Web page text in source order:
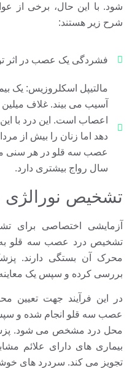
شود. با این حال، برخی از
شرح زیر هستند:
فشردگی یک عصب در اثر
مالتیپل اسکلروزیس: یک
آسیب می بیند. غلاف
اعصاب است. این درد با
دهد اما زنان را بیش از
سال رواج بیشتری دارد.
تشخیص
آزمایشی اختصاصی برای
تشخیص درد عصب سه قلو به
محرک آن بستگی دارند.
بررسی کرده و سپس یک
در این فرآیند جهت تعیین
عصب سه قلو انجام شده و
محل درد مشخص می شود. پزشک
بیماری های دارای علائم
تجویز می کند. سردرد های